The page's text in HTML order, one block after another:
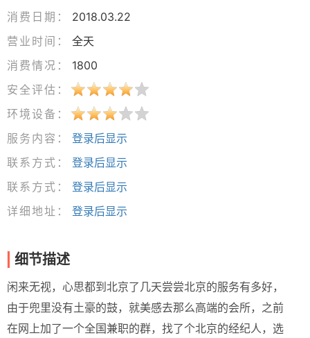
消费日期：
2018.03.22
营业时间：
全天
消费情况：
1800
安全评估：
环境设备：
服务内容：
登录后显示
联系方式：
登录后显示
联系方式：
登录后显示
详细地址：
登录后显示
细节描述
闲来无视，心思都到北京了几天尝尝北京的服务有多好，
由于兜里没有土豪的鼓，就美感去那么高端的会所，之前
在网上加了一个全国兼职的群，找了个北京的经纪人，选